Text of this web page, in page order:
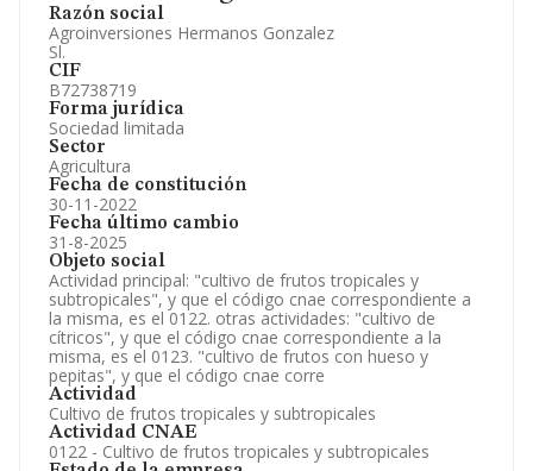
Razón social
Agroinversiones Hermanos Gonzalez
Sl.
CIF
B72738719
Forma jurídica
Sociedad limitada
Sector
Agricultura
Fecha de constitución
30-11-2022
Fecha último cambio
31-8-2025
Objeto social
Actividad principal: "cultivo de frutos tropicales y
subtropicales", y que el código cnae correspondiente a
la misma, es el 0122. otras actividades: "cultivo de
cítricos", y que el código cnae correspondiente a la
misma, es el 0123. "cultivo de frutos con hueso y
pepitas", y que el código cnae corre
Actividad
Cultivo de frutos tropicales y subtropicales
Actividad CNAE
0122 - Cultivo de frutos tropicales y subtropicales